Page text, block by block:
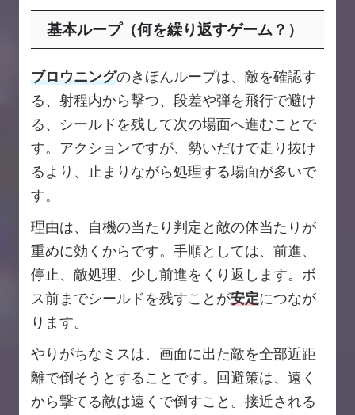
基本ループ（何を繰り返すゲーム？）
ブロウニングのきほんループは、敵を確認す
る、射程内から撃つ、段差や弾を飛行で避け
る、シールドを残して次の場面へ進むことで
す。アクションですが、勢いだけで走り抜け
るより、止まりながら処理する場面が多いで
す。
理由は、自機の当たり判定と敵の体当たりが
重めに効くからです。手順としては、前進、
停止、敵処理、少し前進をくり返します。ボ
ス前までシールドを残すことが安定につなが
ります。
やりがちなミスは、画面に出た敵を全部近距
離で倒そうとすることです。回避策は、遠く
から撃てる敵は遠くで倒すこと。接近される